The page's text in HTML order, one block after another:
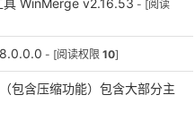
具 WinMerge v2.16.53 - [阅读
- [阅读权限 10]
包含压缩功能）包含大部分主